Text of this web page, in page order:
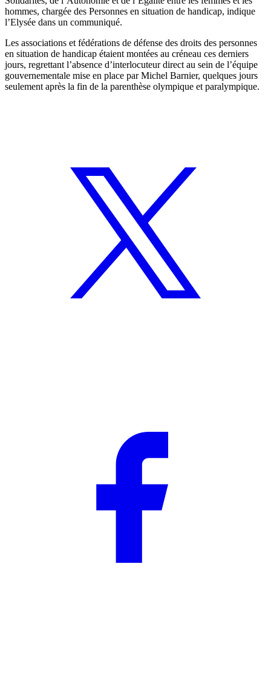
hommes, chargée des Personnes en situation de handicap, indique
l’Elysée dans un communiqué.
Les associations et fédérations de défense des droits des personnes
en situation de handicap étaient montées au créneau ces derniers
jours, regrettant l’absence d’interlocuteur direct au sein de l’équipe
gouvernementale mise en place par Michel Barnier, quelques jours
seulement après la fin de la parenthèse olympique et paralympique.